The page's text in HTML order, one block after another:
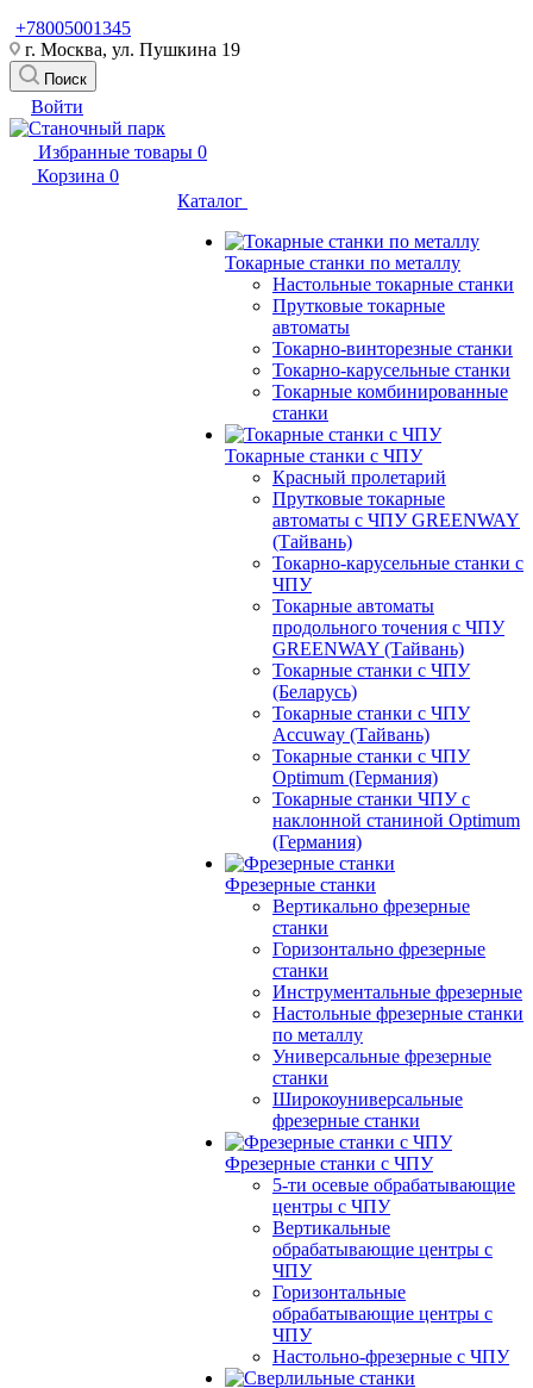
+78005001345
г. Москва, ул. Пушкина 19
Поиск
Войти
Избранные товары 0
Корзина 0
Каталог
Токарные станки по металлу
Настольные токарные станки
Прутковые токарные
автоматы
Токарно-винторезные станки
Токарно-карусельные станки
Токарные комбинированные
станки
Токарные станки с ЧПУ
Красный пролетарий
Прутковые токарные
автоматы с ЧПУ GREENWAY
(Тайвань)
Токарно-карусельные станки с
ЧПУ
Токарные автоматы
продольного точения с ЧПУ
GREENWAY (Тайвань)
Токарные станки с ЧПУ
(Беларусь)
Токарные станки с ЧПУ
Accuway (Тайвань)
Токарные станки с ЧПУ
Optimum (Германия)
Токарные станки ЧПУ с
наклонной станиной Optimum
(Германия)
Фрезерные станки
Вертикально фрезерные
станки
Горизонтально фрезерные
станки
Инструментальные фрезерные
Настольные фрезерные станки
по металлу
Универсальные фрезерные
станки
Широкоуниверсальные
фрезерные станки
Фрезерные станки с ЧПУ
5-ти осевые обрабатывающие
центры с ЧПУ
Вертикальные
обрабатывающие центры с
ЧПУ
Горизонтальные
обрабатывающие центры с
ЧПУ
Настольно-фрезерные с ЧПУ